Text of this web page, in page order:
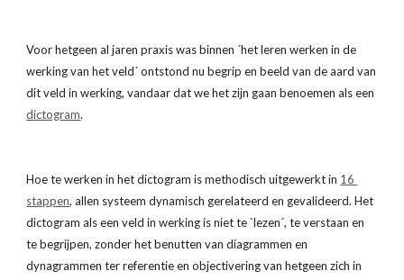
Voor hetgeen al jaren praxis was binnen ´het leren werken in de
werking van het veld´ ontstond nu begrip en beeld van de aard van
dit veld in werking, vandaar dat we het zijn gaan benoemen als een
dictogram.
Hoe te werken in het dictogram is methodisch uitgewerkt in 16
stappen, allen systeem dynamisch gerelateerd en gevalideerd. Het
dictogram als een veld in werking is niet te `lezen´, te verstaan en
te begrijpen, zonder het benutten van diagrammen en
dynagrammen ter referentie en objectivering van hetgeen zich in